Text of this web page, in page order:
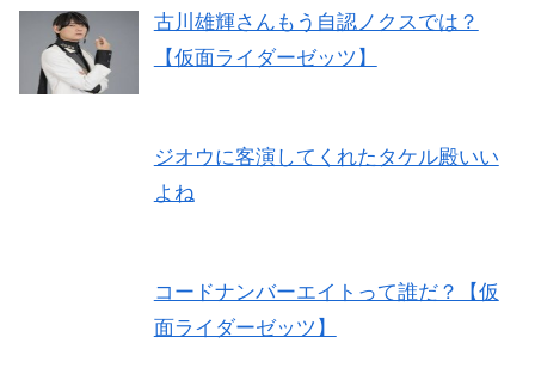
古川雄輝さんもう自認ノクスでは？
【仮面ライダーゼッツ】
ジオウに客演してくれたタケル殿いい
よね
コードナンバーエイトって誰だ？【仮
面ライダーゼッツ】